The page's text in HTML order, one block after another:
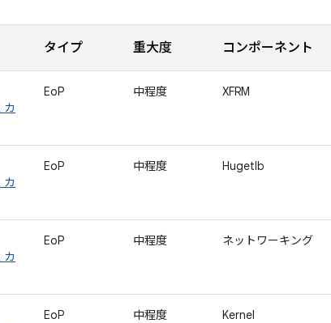
タイプ 重大度 コンポーネント
カ
EoP 中程度 XFRM
カ
EoP 中程度 Hugetlb
カ
EoP 中程度 ネットワーキング
EoP 中程度 Kernel